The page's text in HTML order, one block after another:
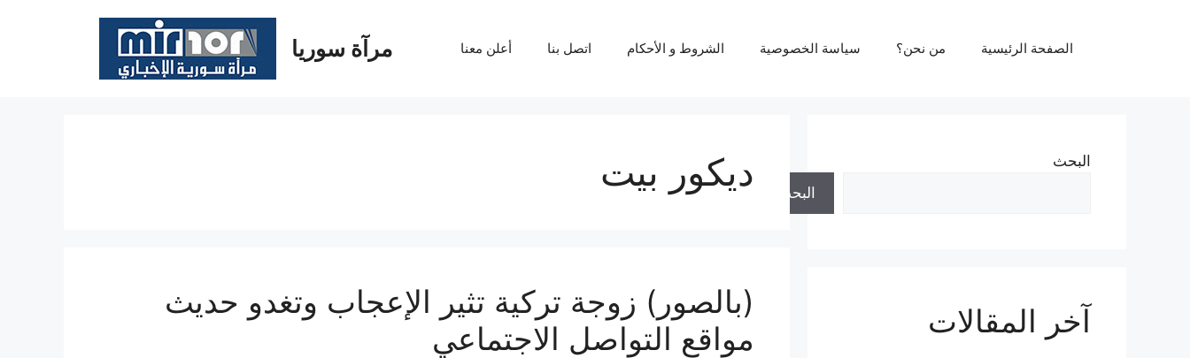
مرآة سوريا الصفحة الرئيسية من نحن؟ سياسة الخصوصية الشروط و الأحكام اتصل بنا أعلن معنا
ديكور بيت
(بالصور) زوجة تركية تثير الإعجاب وتغدو حديث
مواقع التواصل الاجتماعي
البحث
البحث
آخر المقالات